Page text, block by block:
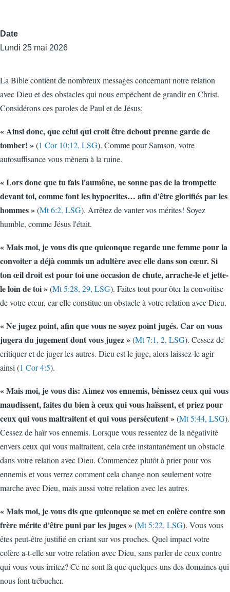
Date
Lundi 25 mai 2026
La Bible contient de nombreux messages concernant notre relation
avec Dieu et des obstacles qui nous empêchent de grandir en Christ.
Considérons ces paroles de Paul et de Jésus:
« Ainsi donc, que celui qui croit être debout prenne garde de
tomber! »(1 Cor 10:12, LSG). Comme pour Samson, votre
autosuffisance vous mènera à la ruine.
« Lors donc que tu fais l'aumône, ne sonne pas de la trompette
devant toi, comme font les hypocrites… afin d'être glorifiés par les
hommes »(Mt 6:2, LSG). Arrêtez de vanter vos mérites! Soyez
humble, comme Jésus l'était.
« Mais moi, je vous dis que quiconque regarde une femme pour la
convoiter a déjà commis un adultère avec elle dans son cœur. Si
ton œil droit est pour toi une occasion de chute, arrache-le et jette-
le loin de toi »(Mt 5:28, 29, LSG). Faites tout pour ôter la convoitise
de votre cœur, car elle constitue un obstacle à votre relation avec Dieu.
« Ne jugez point, afin que vous ne soyez point jugés. Car on vous
jugera du jugement dont vous jugez »(Mt 7:1, 2, LSG). Cessez de
critiquer et de juger les autres. Dieu est le juge, alors laissez-le agir
ainsi (1 Cor 4:5).
« Mais moi, je vous dis: Aimez vos ennemis, bénissez ceux qui vous
maudissent, faites du bien à ceux qui vous haïssent, et priez pour
ceux qui vous maltraitent et qui vous persécutent »(Mt 5:44, LSG).
Cessez de haïr vos ennemis. Lorsque vous ressentez de la négativité
envers ceux qui vous maltraitent, cela crée instantanément un obstacle
dans votre relation avec Dieu. Commencez plutôt à prier pour vos
ennemis et vous verrez comment cela change non seulement votre
marche avec Dieu, mais aussi votre relation avec les autres.
« Mais moi, je vous dis que quiconque se met en colère contre son
frère mérite d'être puni par les juges »(Mt 5:22, LSG). Vous vous
êtes peut-être justifié en criant sur vos proches. Quel impact votre
colère a-t-elle sur votre relation avec Dieu, sans parler de ceux contre
qui vous vous irritez? Ce ne sont là que quelques-uns des domaines qui
nous font trébucher.